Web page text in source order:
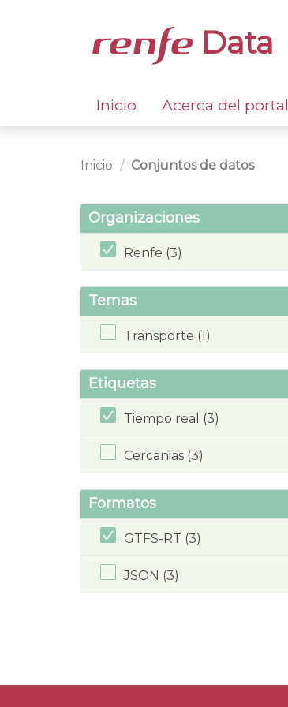
Data
Inicio Acerca del portal
Inicio Conjuntos de datos
Organizaciones
Renfe (3)
Temas
Transporte (1)
Etiquetas
Tiempo real (3)
Cercanias (3)
Formatos
GTFS-RT (3)
JSON (3)